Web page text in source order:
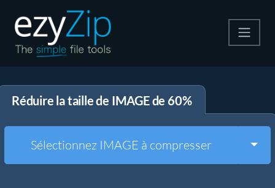
Décompresser
Autres outils
Réduire la taille de IMAGE de 60%
Sélectionnez IMAGE à compresser